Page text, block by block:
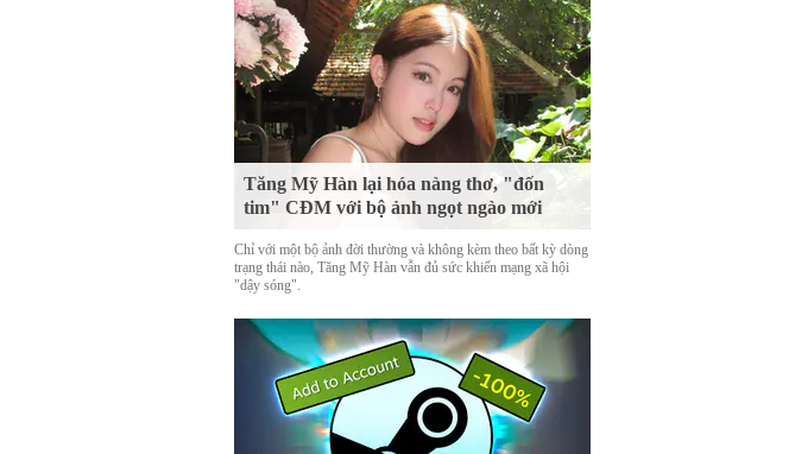
Tăng Mỹ Hàn lại hóa nàng thơ, "đốn
tim" CĐM với bộ ảnh ngọt ngào mới
Chỉ với một bộ ảnh đời thường và không kèm theo bất kỳ dòng
trạng thái nào, Tăng Mỹ Hàn vẫn đủ sức khiến mạng xã hội
"dậy sóng".